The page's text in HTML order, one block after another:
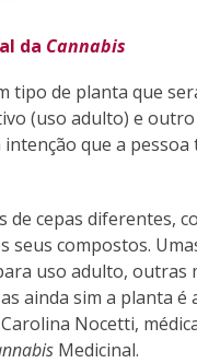
da Cannabis
tipo de planta que
(uso adulto) e outro
intenção que a
de cepas diferentes,
seus compostos. U
uso adulto, outras
ainda sim a planta é
Carolina Nocetti,
Medicinal.